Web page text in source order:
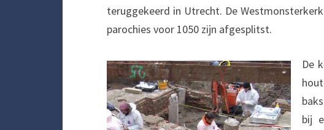
teruggekeerd in Utrecht. De
parochies voor 1050 zijn afgesplitst.
De
bij